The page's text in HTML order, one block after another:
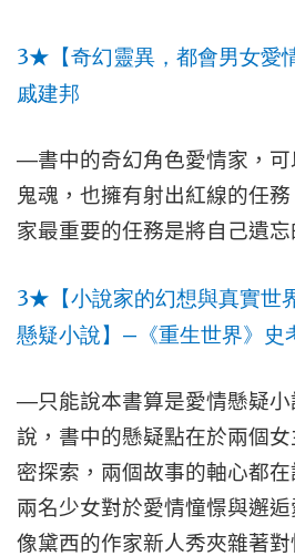
3★ 【奇幻靈異，都會男女愛
戚建邦
—書中的奇幻角色愛情家，
鬼魂，也擁有射出紅線的任
家最重要的任務是將自己遺忘
3★ 【小說家的幻想與真實
懸疑小說】 — 《重生世界》
—只能說本書算是愛情懸疑
說，書中的懸疑點在於兩個
密探索，兩個故事的軸心都
兩名少女對於愛情憧憬與邂逅
像黛西的作家新人秀夾雜著